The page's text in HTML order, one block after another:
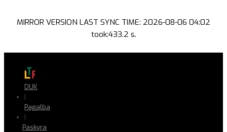
MIRROR VERSION LAST SYNC TIME: 2026-08-06 04:02
took:433.2 s.
DUK
|
Pagalba
|
Paskyra